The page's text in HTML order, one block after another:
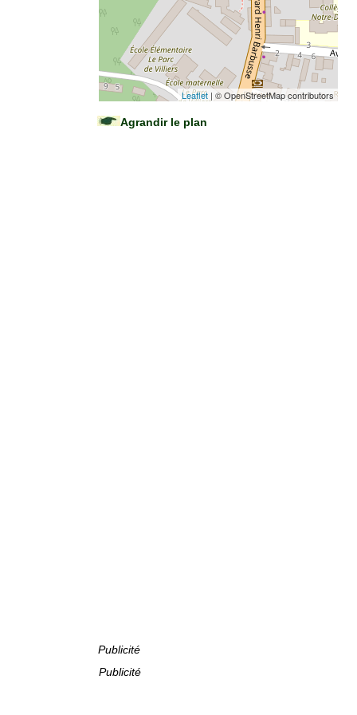
Leaflet | © OpenStreetMap contributors
Agrandir le plan
Publicité
Publicité